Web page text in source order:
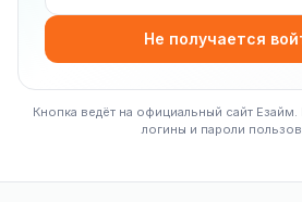
Не получается
Кнопка ведёт на официальный сайт
логины и пароли